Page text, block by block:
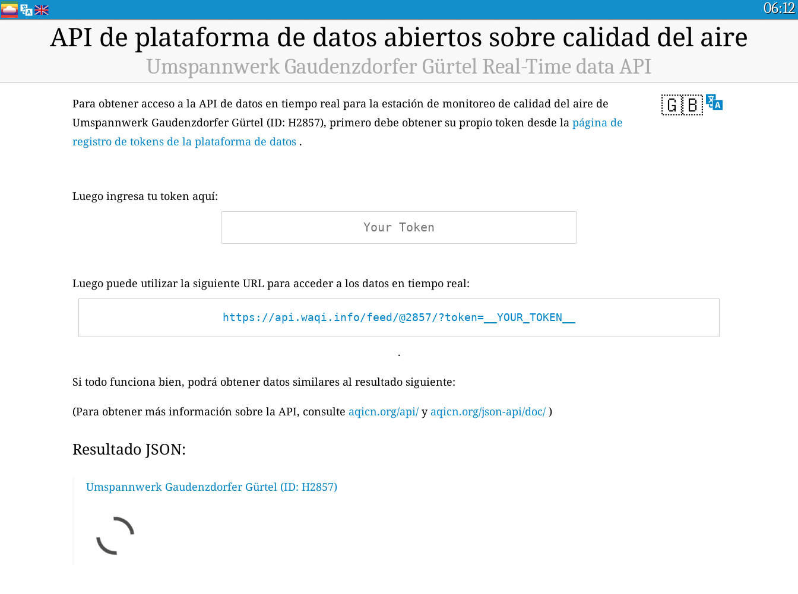
06:12
API de plataforma de datos abiertos sobre calidad del aire
Umspannwerk Gaudenzdorfer Gürtel Real-Time data API
🇬🇧
Para obtener acceso a la API de datos en tiempo real para la estación de monitoreo de calidad del aire de
Umspannwerk Gaudenzdorfer Gürtel (ID: H2857), primero debe obtener su propio token desde la página de
registro de tokens de la plataforma de datos .
Luego ingresa tu token aquí:
Luego puede utilizar la siguiente URL para acceder a los datos en tiempo real:
https://api.waqi.info/feed/@2857/?token=__YOUR_TOKEN__
.
Si todo funciona bien, podrá obtener datos similares al resultado siguiente:
(Para obtener más información sobre la API, consulte aqicn.org/api/ y aqicn.org/json-api/doc/ )
Resultado JSON:
Umspannwerk Gaudenzdorfer Gürtel (ID: H2857)